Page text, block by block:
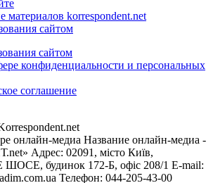
материалов korrespondent.net
сайтом
сайтом
конфиденциальности и персональных
соглашение
онлайн-медиа Название онлайн-медиа -
Адрес: 02091, місто Київ,
будинок 172-Б, офіс 208/1 E-mail:
Телефон: 044-205-43-00